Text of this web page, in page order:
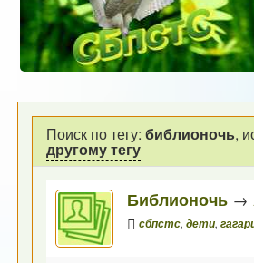
Поиск по тегу:библионочь,
другому тегу
Библионочь →
сбпстс,дети,